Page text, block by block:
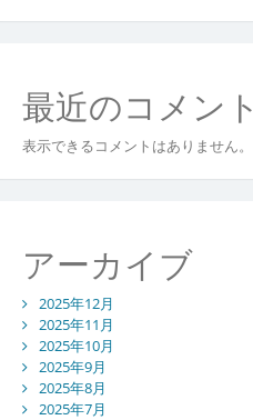
の
識
最近のコメント
表示できるコメントはありません。
アーカイブ
2025年12月
2025年11月
2025年10月
2025年9月
2025年8月
2025年7月